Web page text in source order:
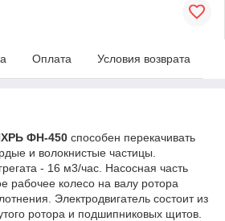
Оплата Условия возврата
ФН-450 способен перекачивать
и волокнистые частицы.
- 16 м3/час. Насосная часть
рабочее колесо на валу ротора
Электродвигатель состоит из
ротора и подшипниковых щитов.